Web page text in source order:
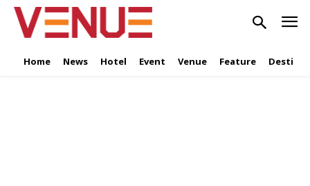
Home News Hotel Event Venue Feature